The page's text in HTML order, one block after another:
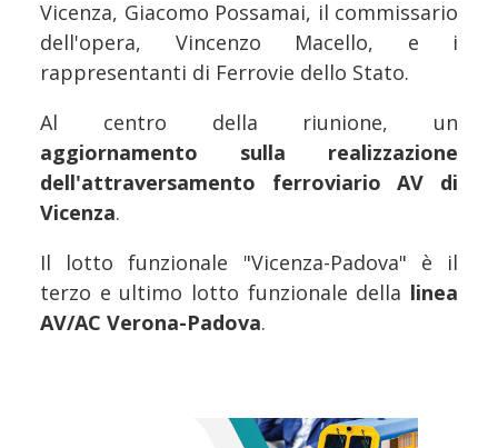
Vicenza, Giacomo Possamai, il commissario
dell'opera, Vincenzo Macello, e i
rappresentanti di Ferrovie dello Stato.
Al centro della riunione, un
aggiornamento sulla realizzazione
dell'attraversamento ferroviario AV di
Vicenza.
Il lotto funzionale "Vicenza-Padova" è il
terzo e ultimo lotto funzionale della linea
AV/AC Verona-Padova.